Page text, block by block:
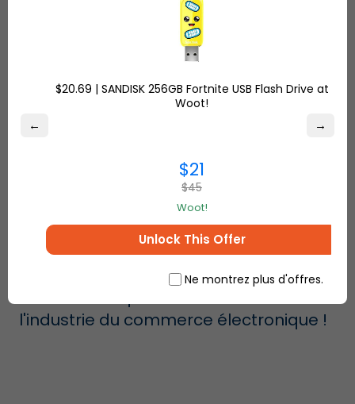
Dernières tendances dans le secteur
du commerce électronique
l'industrie du commerce électronique !
← →
$20.69 | SANDISK 256GB Fortnite USB Flash Drive at
Woot!
$21
$45
Woot!
Unlock This Offer
Ne montrez plus d'offres.